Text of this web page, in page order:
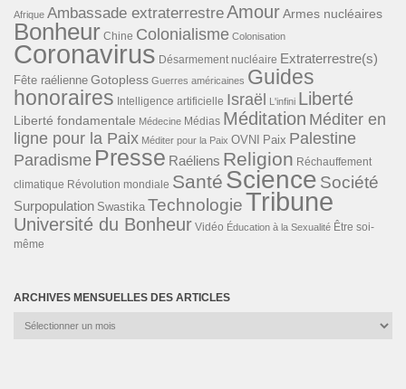
Afrique Ambassade extraterrestreAmourArmes nucléaires
Bonheur Chine Colonialisme Colonisation
Coronavirus Désarmement nucléaire Extraterrestre(s)
Fête raélienne Gotopless Guerres américaines Guides
honoraires Intelligence artificielle Israël L'infini Liberté
Liberté fondamentale Médecine Médias Méditation Méditer en
ligne pour la Paix Méditer pour la Paix OVNI Paix Palestine
Paradisme Presse Raéliens Religion Réchauffement
climatique Révolution mondiale Santé Science Société
Surpopulation Swastika TechnologieTribune
Université du Bonheur Vidéo Éducation à la Sexualité Être soi-
même
ARCHIVES MENSUELLES DES ARTICLES
Archives